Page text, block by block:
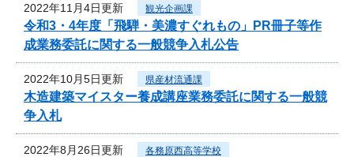
2022年11月4日更新 観光企画課
令和3・4年度「飛騨・美濃すぐれもの」PR冊子等作
成業務委託に関する一般競争入札公告
2022年10月5日更新 県産材流通課
木造建築マイスター養成講座業務委託に関する一般競
争入札
2022年8月26日更新 各務原西高等学校